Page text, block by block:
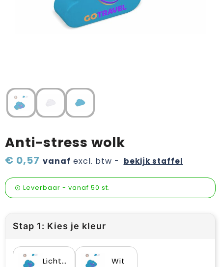
Verzorging & welness
Wijn, bier en proeverij
Zomerpakketten
Anti-stress wolk
€ 0,57 vanaf excl. btw - bekijk staffel
Leverbaar - vanaf 50 st.
Stap 1: Kies je kleur
Lichtblauw Wit